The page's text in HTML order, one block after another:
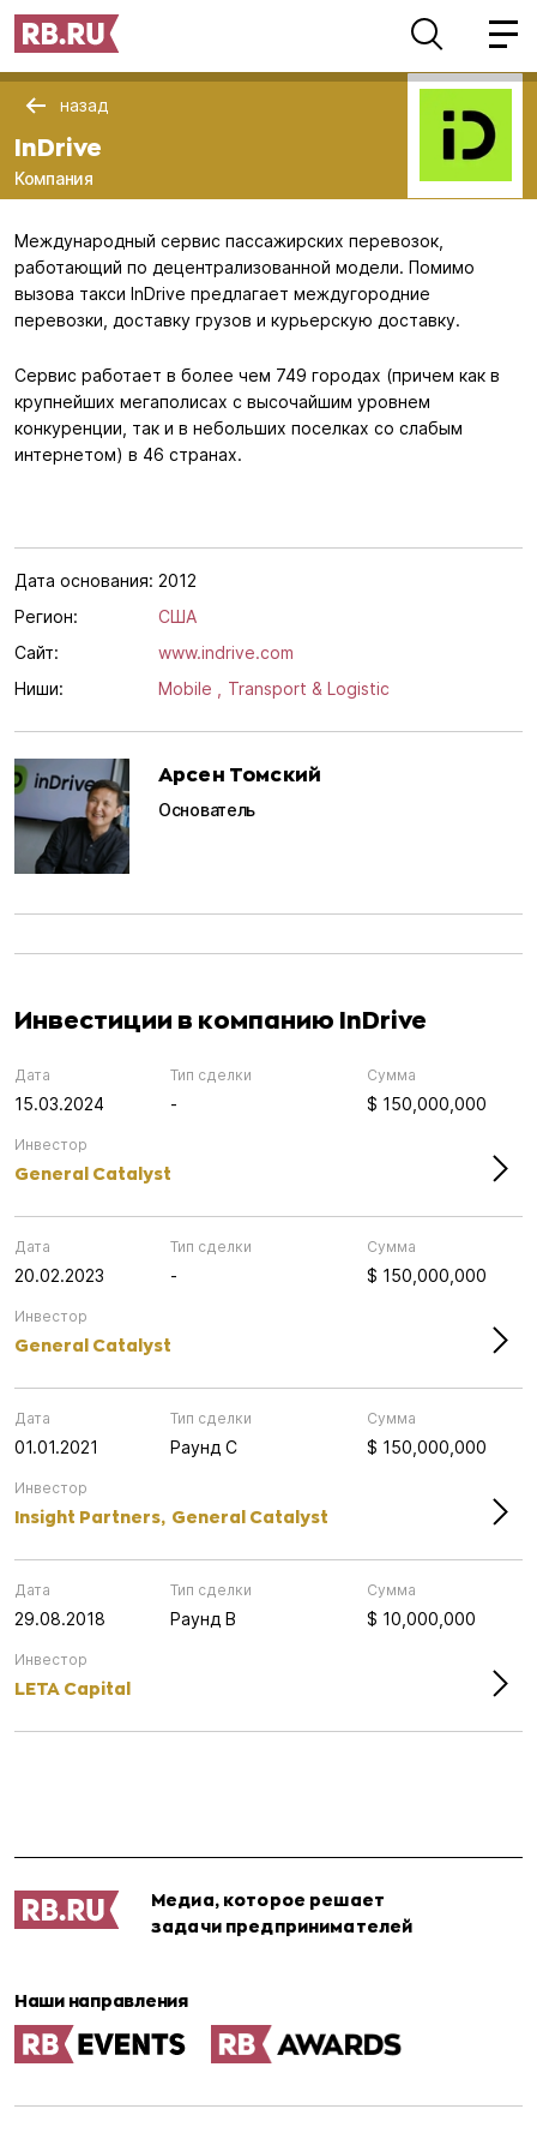
назад
InDrive
Компания
Международный сервис пассажирских перевозок,
работающий по децентрализованной модели. Помимо
вызова такси InDrive предлагает междугородние
перевозки, доставку грузов и курьерскую доставку.
Сервис работает в более чем 749 городах (причем как в
крупнейших мегаполисах с высочайшим уровнем
конкуренции, так и в небольших поселках со слабым
интернетом) в 46 странах.
Дата основания: 2012
Регион:
США
Сайт:
www.indrive.com
Ниши:
Mobile , Transport & Logistic
Арсен Томский
Основатель
Инвестиции в компанию InDrive
Дата
15.03.2024
Тип сделки
-
Сумма
$ 150,000,000
Инвестор
General Catalyst
Дата
20.02.2023
Тип сделки
-
Сумма
$ 150,000,000
Инвестор
General Catalyst
Дата
01.01.2021
Тип сделки
Раунд C
Сумма
$ 150,000,000
Инвестор
Insight Partners, General Catalyst
Дата
29.08.2018
Тип сделки
Раунд B
Сумма
$ 10,000,000
Инвестор
LETA Capital
Медиа, которое решает
задачи предпринимателей
Наши направления